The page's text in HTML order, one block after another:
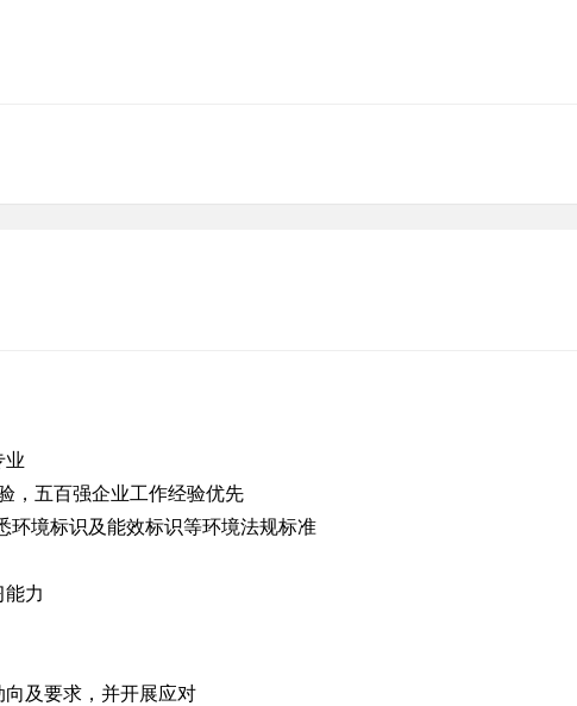
业
，五百强企业工作经验优先
环境标识及能效标识等环境法规标准
能力
及要求，并开展应对